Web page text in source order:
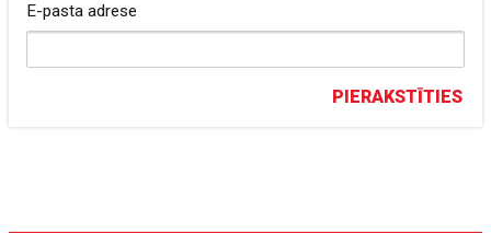
E-pasta adrese
PIERAKSTĪTIES